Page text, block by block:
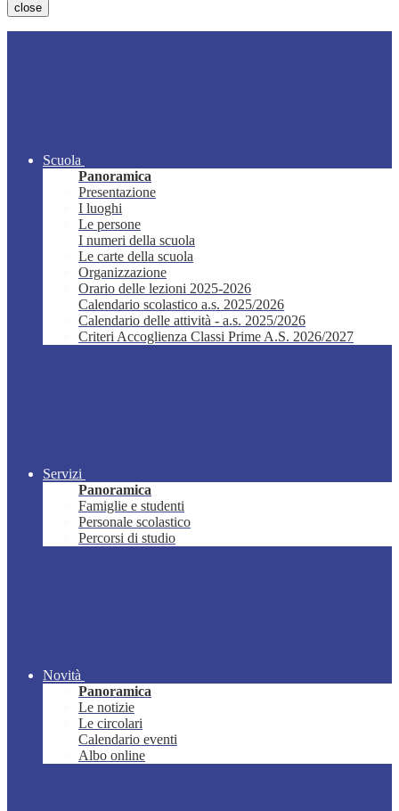
close
Scuola
Panoramica
Presentazione
I luoghi
Le persone
I numeri della scuola
Le carte della scuola
Organizzazione
Orario delle lezioni 2025-2026
Calendario scolastico a.s. 2025/2026
Calendario delle attività - a.s. 2025/2026
Criteri Accoglienza Classi Prime A.S. 2026/2027
Servizi
Panoramica
Famiglie e studenti
Personale scolastico
Percorsi di studio
Novità
Panoramica
Le notizie
Le circolari
Calendario eventi
Albo online